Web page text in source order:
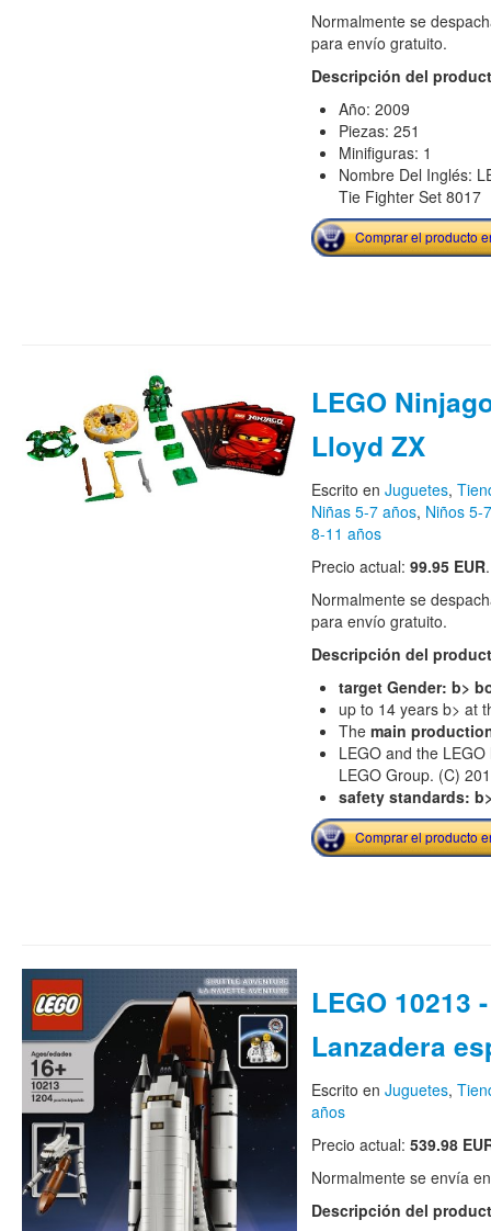
Normalmente se
para envío gratuito.
Descripción del
Año: 2009
Piezas: 251
Minifiguras: 1
Nombre Del Inglés:
Tie Fighter Set 8017
Comprar el producto
LEGO
Lloyd ZX
Escrito en Juguetes,
Niñas 5-7 años, Niños 5-
8-11 años
Precio actual: 99.95 EUR.
Normalmente se
para envío gratuito.
Descripción del
target Gender: b>
up to 14 years b> at
The main
LEGO and the
LEGO Group. (C)
safety standards:
Comprar el producto
LEGO 10213 -
Lanzadera
Escrito en Juguetes,
años
Precio actual: 539.98
Normalmente se envía
Descripción del